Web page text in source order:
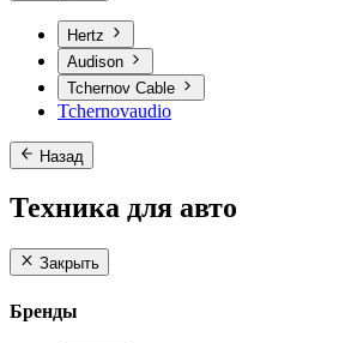
Hertz
Audison
Tchernov Cable
Tchernovaudio
Назад
Техника для авто
Закрыть
Бренды